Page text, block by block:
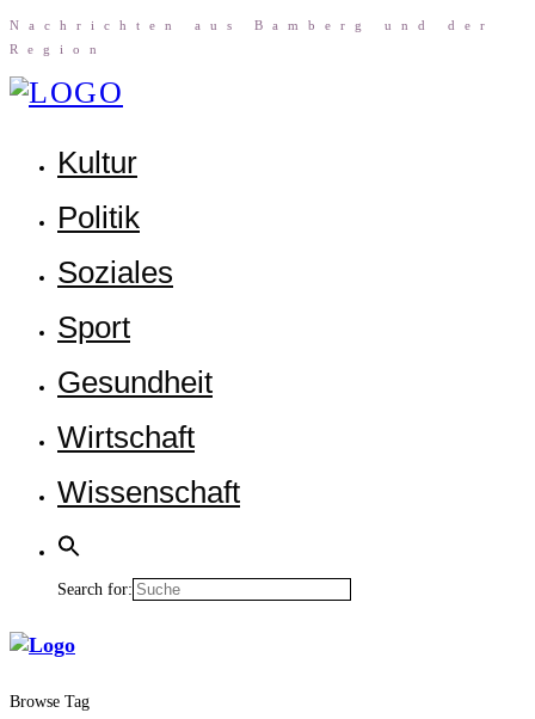
Nach­rich­ten aus Bam­berg und der
Region
Kul­tur
Poli­tik
Sozia­les
Sport
Gesund­heit
Wirt­schaft
Wis­sen­schaft
Search for:
Browse Tag